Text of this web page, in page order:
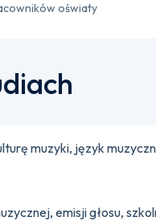
oświaty
muzyki, język
emisji głosu,